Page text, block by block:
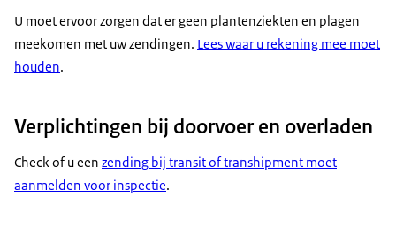
U moet ervoor zorgen dat er geen plantenziekten en plagen
meekomen met uw zendingen. Lees waar u rekening mee moet
houden.
Verplichtingen bij doorvoer en overladen
Check of u een zending bij transit of transhipment moet
aanmelden voor inspectie.